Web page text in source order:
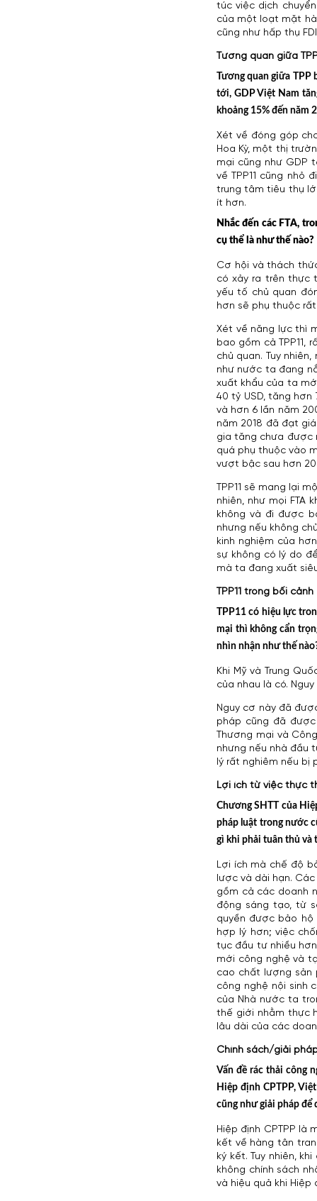
túc việc dịch
của một loạt mặt
cũng như hấp thụ
Tương quan giữa
Tương quan giữa
tới, GDP Việt Nam
khoảng 15% đến năm
Xét về đóng góp
Hoa Kỳ, một thị
mại cũng như GDP
về TPP11 cũng nhỏ
trung tâm tiêu thụ
ít hơn.
Nhắc đến các FTA,
cụ thể là như thế nào?
Cơ hội và thách
có xảy ra trên thực
yếu tố chủ quan
hơn sẽ phụ thuộc
Xét về năng lực thì
bao gồm cả TPP11,
chủ quan. Tuy
như nước ta đang
xuất khẩu của ta
40 tỷ USD, tăng hơn
và hơn 6 lần năm
năm 2018 đã đạt
gia tăng chưa được
quá phụ thuộc vào
vượt bậc sau hơn
TPP11 sẽ mang lại
nhiên, như mọi FTA
không và đi được
nhưng nếu không
kinh nghiệm của
sự không có lý do
mà ta đang xuất
TPP11 trong bối
TPP11 có hiệu lực
mại thì không cẩn
nhìn nhận như thế
Khi Mỹ và Trung
của nhau là có.
Nguy cơ này đã
pháp cũng đã
Thương mại và
nhưng nếu nhà đầu
lý rất nghiêm nếu bị
Lợi ích từ việc thực
Chương SHTT của
pháp luật trong nước
gì khi phải tuân thủ và
Lợi ích mà chế độ
lược và dài hạn.
gồm cả các doanh
động sáng tạo, từ
quyền được bảo hộ
hợp lý hơn; việc
tục đầu tư nhiều
mới công nghệ và
cao chất lượng sản
công nghệ nội sinh
của Nhà nước ta
thế giới nhằm thực
lâu dài của các
Chính sách/giải
Vấn đề rác thải công
Hiệp định CPTPP,
cũng như giải pháp để
Hiệp định CPTPP
kết về hàng tân
ký kết. Tuy nhiên,
không chính sách
và hiệu quả khi Hiệp